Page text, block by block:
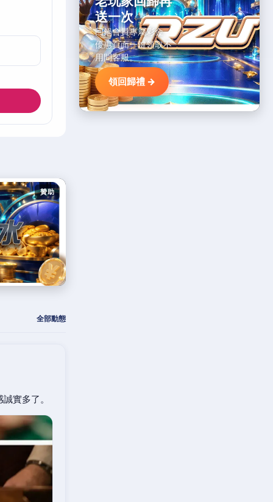
贊助
全部動態
實多了。
送一次
回鍋會員專屬彩金，
優惠頁面一鍵領取不
用問客服。
領回歸禮 →